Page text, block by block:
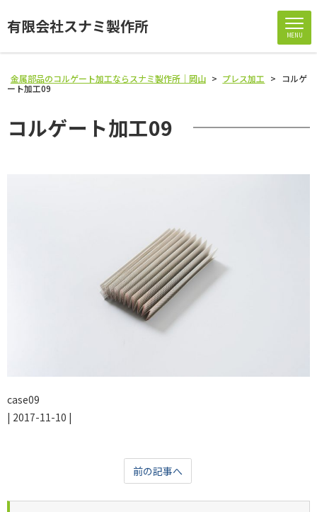
有限会社スナミ製作所 MENU
金属部品のコルゲート加工ならスナミ製作所｜岡山 > プレス加工 > コルゲ
ート加工09
コルゲート加工09
case09
| 2017-11-10 |
前の記事へ